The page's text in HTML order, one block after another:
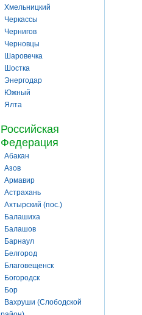
Хмельницкий
Черкассы
Чернигов
Черновцы
Шаровечка
Шостка
Энергодар
Южный
Ялта
Российская
Федерация
Абакан
Азов
Армавир
Астрахань
Ахтырский (пос.)
Балашиха
Балашов
Барнаул
Белгород
Благовещенск
Богородск
Бор
Вахруши (Слободской